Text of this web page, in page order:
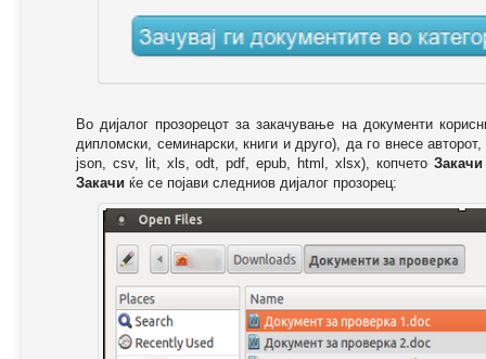
Во дијалог прозорецот за закачување на документи
дипломски, семинарски, книги и друго), да го внесе
json, csv, lit, xls, odt, pdf, epub, html, xlsx), копчето Закачи
Закачи ќе се појави следниов дијалог прозорец: